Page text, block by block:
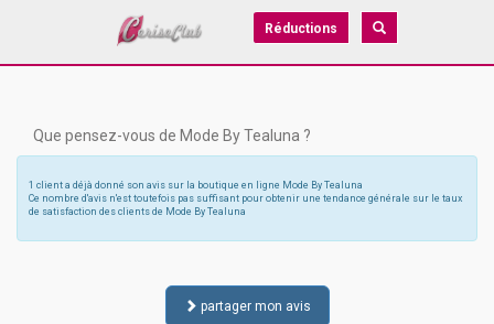
Réductions
Que pensez-vous de Mode By Tealuna ?
1 client a déjà donné son avis sur la boutique en ligne Mode By Tealuna
Ce nombre d'avis n'est toutefois pas suffisant pour obtenir une tendance générale sur le taux
de satisfaction des clients de Mode By Tealuna
partager mon avis